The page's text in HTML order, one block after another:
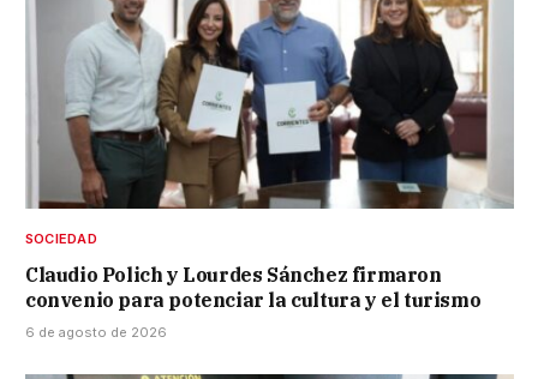
SOCIEDAD
Claudio Polich y Lourdes Sánchez firmaron
convenio para potenciar la cultura y el turismo
6 de agosto de 2026